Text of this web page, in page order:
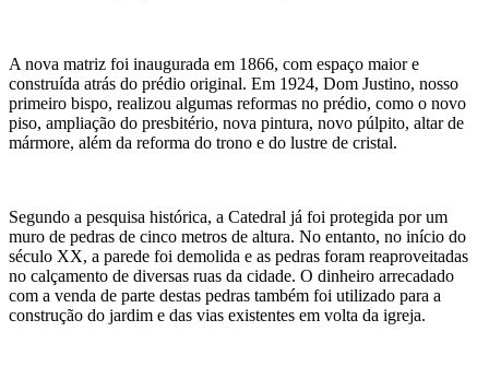
A nova matriz foi inaugurada em 1866, com espaço maior e
construída atrás do prédio original. Em 1924, Dom Justino, nosso
primeiro bispo, realizou algumas reformas no prédio, como o novo
piso, ampliação do presbitério, nova pintura, novo púlpito, altar de
mármore, além da reforma do trono e do lustre de cristal.
Segundo a pesquisa histórica, a Catedral já foi protegida por um
muro de pedras de cinco metros de altura. No entanto, no início do
século XX, a parede foi demolida e as pedras foram reaproveitadas
no calçamento de diversas ruas da cidade. O dinheiro arrecadado
com a venda de parte destas pedras também foi utilizado para a
construção do jardim e das vias existentes em volta da igreja.